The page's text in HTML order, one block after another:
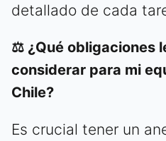
detallado de cada
⚖️ ¿Qué obligaciones
considerar para mi
Chile?
Es crucial tener un